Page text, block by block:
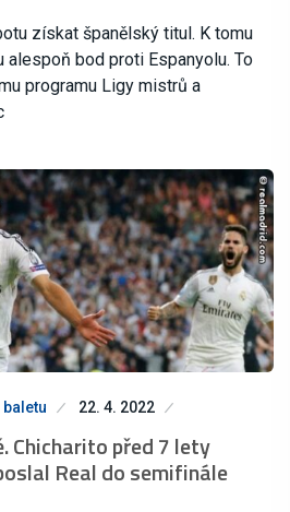
získat španělský titul. K tomu
alespoň bod proti Espanyolu. To
programu Ligy mistrů a
22. 4. 2022
Chicharito před 7 lety
Real do semifinále